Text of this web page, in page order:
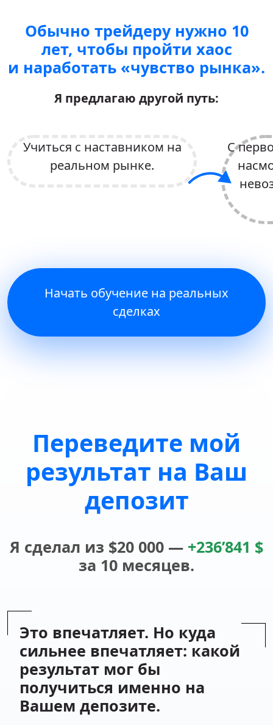
Обычно трейдеру нужно 10
лет, чтобы пройти хаос
и наработать «чувство рынка».
Я предлагаю другой путь:
Учиться с наставником на
реальном рынке.
С
Начать обучение на реальных
сделках
Переведите мой
результат на Ваш
депозит
Я сделал из $20 000 — +236’841 $
за 10 месяцев.
Это впечатляет. Но куда
сильнее впечатляет: какой
результат мог бы
получиться именно на
Вашем депозите.